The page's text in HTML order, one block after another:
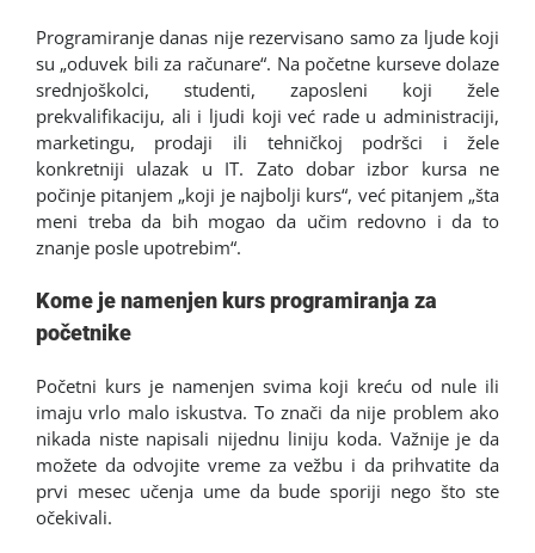
Programiranje danas nije rezervisano samo za ljude koji
su „oduvek bili za računare“. Na početne kurseve dolaze
srednjoškolci, studenti, zaposleni koji žele
prekvalifikaciju, ali i ljudi koji već rade u administraciji,
marketingu, prodaji ili tehničkoj podršci i žele
konkretniji ulazak u IT. Zato dobar izbor kursa ne
počinje pitanjem „koji je najbolji kurs“, već pitanjem „šta
meni treba da bih mogao da učim redovno i da to
znanje posle upotrebim“.
Kome je namenjen kurs programiranja za
početnike
Početni kurs je namenjen svima koji kreću od nule ili
imaju vrlo malo iskustva. To znači da nije problem ako
nikada niste napisali nijednu liniju koda. Važnije je da
možete da odvojite vreme za vežbu i da prihvatite da
prvi mesec učenja ume da bude sporiji nego što ste
očekivali.